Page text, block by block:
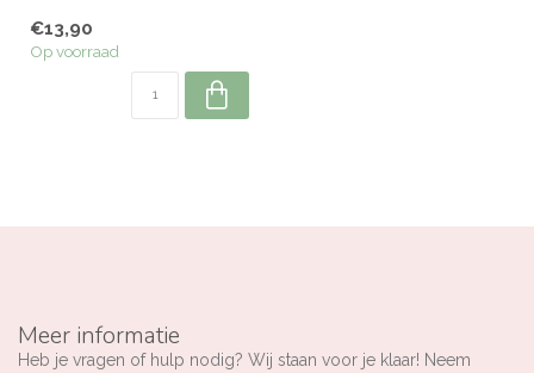
€13,90
Op voorraad
Meer informatie
Heb je vragen of hulp nodig? Wij staan voor je klaar! Neem